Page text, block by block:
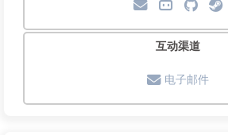
互动渠道
电子邮件